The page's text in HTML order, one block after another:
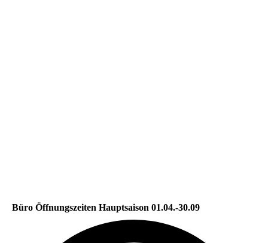
Büro Öffnungszeiten Hauptsaison 01.04.-30.09